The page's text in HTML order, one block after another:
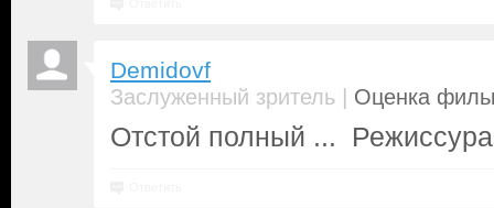
Demidovf
Заслуженный зритель | Оценка
Отстой полный ... Режиссура